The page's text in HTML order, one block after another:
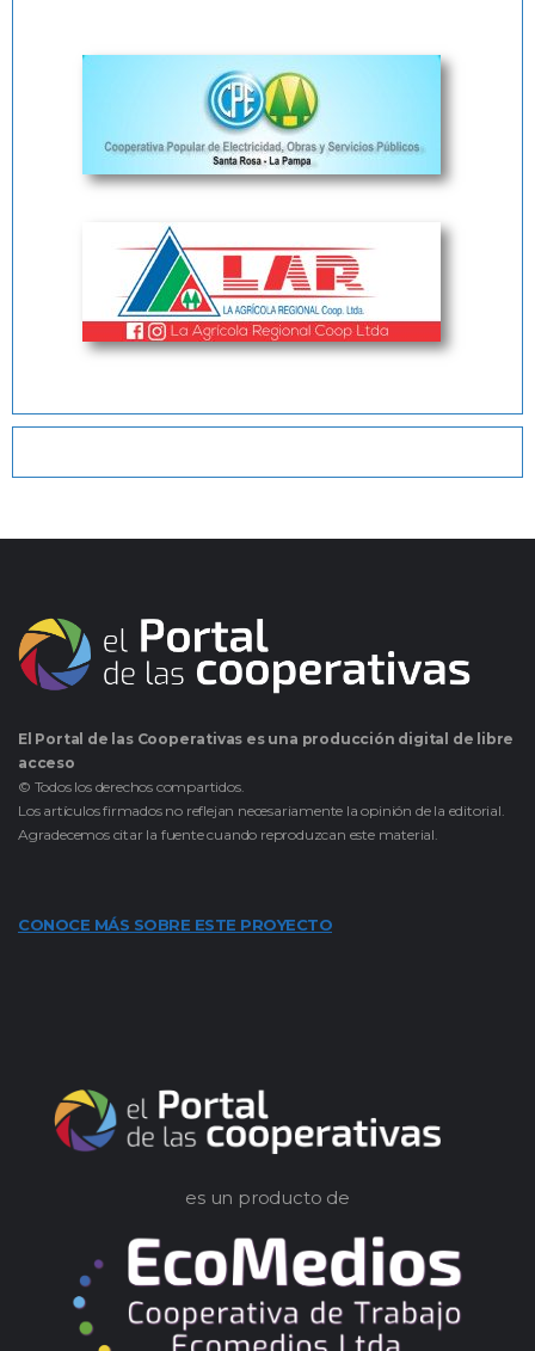
El Portal de las Cooperativas es una producción digital de libre
acceso
© Todos los derechos compartidos.
Los artículos firmados no reflejan necesariamente la opinión de la editorial.
Agradecemos citar la fuente cuando reproduzcan este material.
CONOCE MÁS SOBRE ESTE PROYECTO
es un producto de